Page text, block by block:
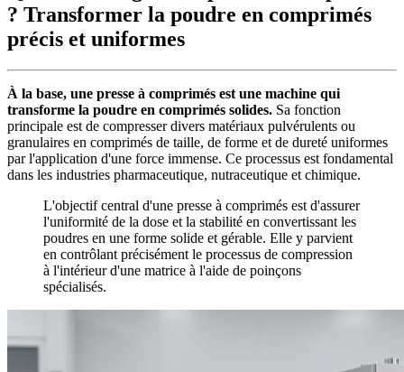
? Transformer la poudre en comprimés
précis et uniformes
À la base, une presse à comprimés est une machine qui
transforme la poudre en comprimés solides. Sa fonction
principale est de compresser divers matériaux pulvérulents ou
granulaires en comprimés de taille, de forme et de dureté uniformes
par l'application d'une force immense. Ce processus est fondamental
dans les industries pharmaceutique, nutraceutique et chimique.
L'objectif central d'une presse à comprimés est d'assurer
l'uniformité de la dose et la stabilité en convertissant les
poudres en une forme solide et gérable. Elle y parvient
en contrôlant précisément le processus de compression
à l'intérieur d'une matrice à l'aide de poinçons
spécialisés.